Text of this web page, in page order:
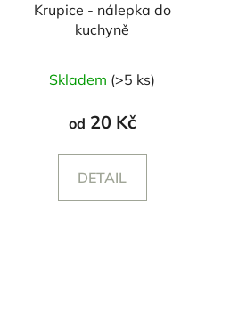
Krupice - nálepka do
kuchyně
Skladem (>5 ks)
od 20 Kč
DETAIL